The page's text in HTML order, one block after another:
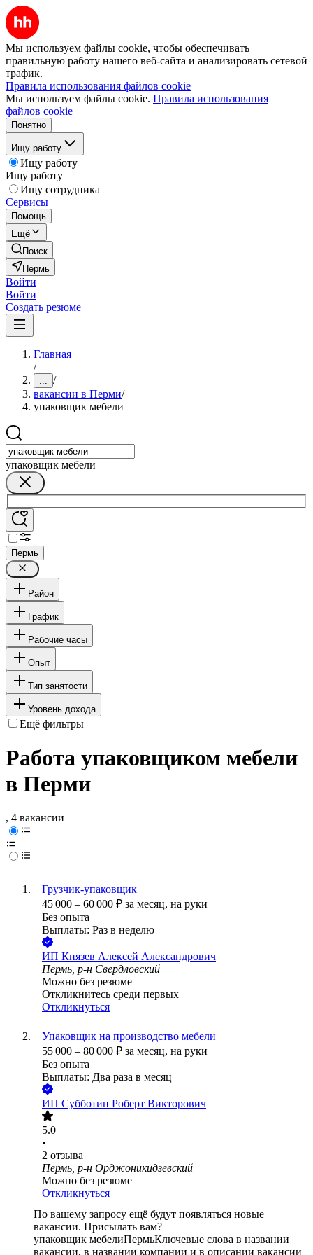
Мы используем файлы cookie, чтобы обеспечивать
правильную работу нашего веб-сайта и анализировать сетевой
трафик.
Правила использования файлов cookie
Мы используем файлы cookie. Правила использования
файлов cookie
Понятно
Ищу работу
Ищу работу
Ищу работу
Ищу сотрудника
Сервисы
Помощь
Ещё
Поиск
Пермь
Войти
Войти
Создать резюме
Главная
/
... /
вакансии в Перми/
упаковщик мебели
упаковщик мебели
Пермь
Район
График
Рабочие часы
Опыт
Тип занятости
Уровень дохода
Ещё фильтры
Работа упаковщиком мебели
в Перми
, 4 вакансии
Грузчик-упаковщик
45 000 – 60 000 ₽ за месяц, на руки
Без опыта
Выплаты: Раз в неделю
ИП Князев Алексей Александрович
Пермь, р-н Свердловский
Можно без резюме
Откликнитесь среди первых
Откликнуться
Упаковщик на производство мебели
55 000 – 80 000 ₽ за месяц, на руки
Без опыта
Выплаты: Два раза в месяц
ИП Субботин Роберт Викторович
5.0
•
2 отзыва
Пермь, р-н Орджоникидзевский
Можно без резюме
Откликнуться
По вашему запросу ещё будут появляться новые
вакансии. Присылать вам?
упаковщик мебелиПермьКлючевые слова в названии
вакансии, в названии компании и в описании вакансии